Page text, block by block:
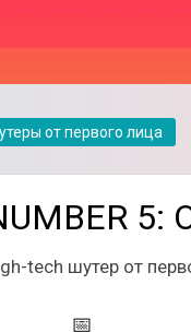
от первого лица
5:
tech шутер от
📅